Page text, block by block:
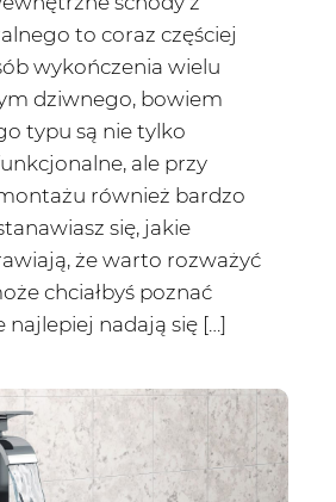
to coraz częściej
wykończenia wielu
dziwnego, bowiem
typu są nie tylko
ale przy
również bardzo
się, jakie
że warto rozważyć
chciałbyś poznać
najlepiej nadają się […]